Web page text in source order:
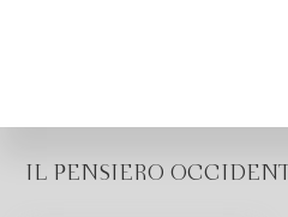
IL PENSIERO